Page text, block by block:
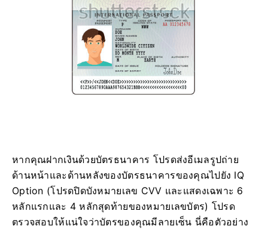
หากคุณฝากเงินด้วยบัตรธนาคาร โปรดส่งอีเมลรูปถ่าย
ด้านหน้าและด้านหลังของบัตรธนาคารของคุณไปยัง IQ
Option (โปรดปิดบังหมายเลข CVV และแสดงเฉพาะ 6
หลักแรกและ 4 หลักสุดท้ายของหมายเลขบัตร) โปรด
ตรวจสอบให้แน่ใจว่าบัตรของคุณมีลายเซ็น นี่คือตัวอย่าง